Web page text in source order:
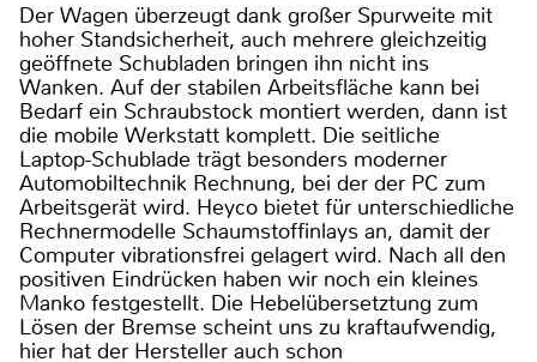
Der Wagen überzeugt dank großer Spurweite mit
hoher Standsicherheit, auch mehrere gleichzeitig
geöffnete Schubladen bringen ihn nicht ins
Wanken. Auf der stabilen Arbeitsfläche kann bei
Bedarf ein Schraubstock montiert werden, dann ist
die mobile Werkstatt komplett. Die seitliche
Laptop-Schublade trägt besonders moderner
Automobiltechnik Rechnung, bei der der PC zum
Arbeitsgerät wird. Heyco bietet für unterschiedliche
Rechnermodelle Schaumstoffinlays an, damit der
Computer vibrationsfrei gelagert wird. Nach all den
positiven Eindrücken haben wir noch ein kleines
Manko festgestellt. Die Hebelübersetztung zum
Lösen der Bremse scheint uns zu kraftaufwendig,
hier hat der Hersteller auch schon